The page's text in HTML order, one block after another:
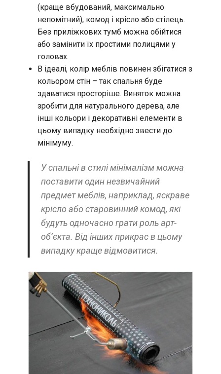
(краще вбудований, максимально
непомітний), комод і крісло або стілець.
Без приліжкових тумб можна обійтися
або замінити їх простими полицями у
головах.
В ідеалі, колір меблів повинен збігатися з
кольором стін – так спальня буде
здаватися просторіше. Виняток можна
зробити для натурального дерева, але
інші кольори і декоративні елементи в
цьому випадку необхідно звести до
мінімуму.
У спальні в стилі мінімалізм можна
поставити один незвичайний
предмет меблів, наприклад, яскраве
крісло або старовинний комод, які
будуть одночасно грати роль арт-
об’єкта. Від інших прикрас в цьому
випадку краще відмовитися.